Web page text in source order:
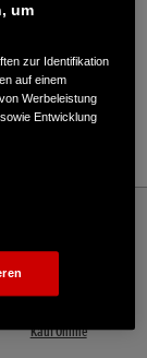
Kauf Online
um
zur Identifikation
auf einem
Werbeleistung
Entwicklung